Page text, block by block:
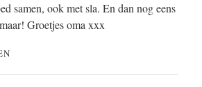
samen, ook met sla. En dan nog eens
Groetjes oma xxx